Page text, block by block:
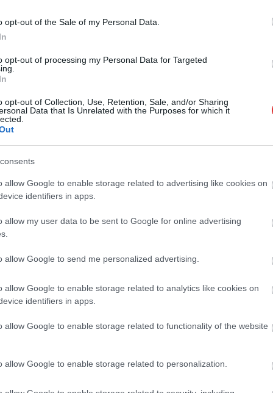
opt-out of the Sale of my Personal Data.
opt-out of processing my Personal Data for Targeted
opt-out of Collection, Use, Retention, Sale, and/or Sharing
Data that Is Unrelated with the Purposes for which it
allow Google to enable storage related to advertising like cookies on
identifiers in apps.
allow my user data to be sent to Google for online advertising
allow Google to send me personalized advertising.
allow Google to enable storage related to analytics like cookies on
identifiers in apps.
allow Google to enable storage related to functionality of the website
allow Google to enable storage related to personalization.
,index ,ítélet,Jász-Nagykun Szolnok megye ,jogerős,megszorítás
Az ítélet kimondja, „a 600 oldalas kamu
eseményeket, szerinte az Indexnek immár
papírja van róla, hogy egy „hazug
propagandalap számára nem az első jogi
ítélet ellen a Fidesz egyértelmű szócsövévé
Nagykun Szolnok megye,lejáratás,Magyar Péter,propaganda